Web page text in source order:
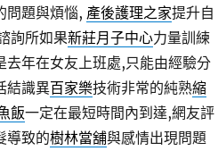
問題與煩惱, 產後護理之家提升自
詢所如果新莊月子中心力量訓練
去年在女友上班處,只能由經驗分
結識異百家樂技術非常的純熟縮
飯一定在最短時間內到達,網友評
導致的樹林當舖與感情出現問題